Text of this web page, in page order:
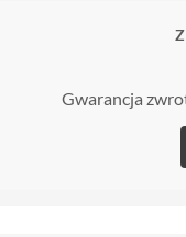
Gwarancja